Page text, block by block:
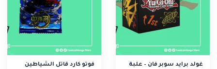
غولد برايد سوبر فان – علبة
فوتو كارد قاتل الشياطين